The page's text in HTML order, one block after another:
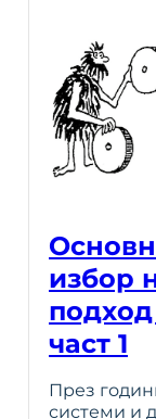
избор
част 1
През
системи и